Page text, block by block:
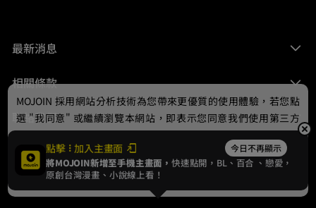
最新消息
相關條款
聯絡我們
© 2024 gamania Digital Entertainment Co., Ltd.
點擊 加入主畫面 今日不再顯示
將MOJOIN新增至手機主畫面，快速點開，BL、 百合 、戀愛，
原創台灣漫畫、小說線上看！
MOJOIN 採用網站分析技術為您帶來更優質的使用體驗，若您點
選 "我同意" 或繼續瀏覽本網站，即表示您同意我們使用第三方
Cookie，欲瞭解更多資訊請見隱私權政策。
我同意